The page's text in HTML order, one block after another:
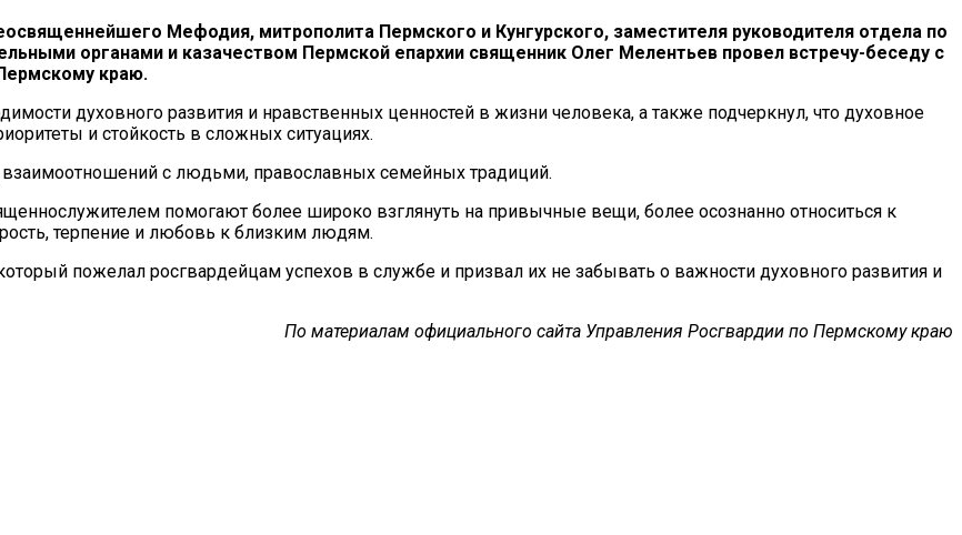
Мефодия, митрополита Пермского и Кунгурского, заместителя руководителя отдела по
органами и казачеством Пермской епархии священник Олег Мелентьев провел встречу-беседу с
краю.
духовного развития и нравственных ценностей в жизни человека, а также подчеркнул, что духовное
и стойкость в сложных ситуациях.
с людьми, православных семейных традиций.
помогают более широко взглянуть на привычные вещи, более осознанно относиться к
терпение и любовь к близким людям.
пожелал росгвардейцам успехов в службе и призвал их не забывать о важности духовного развития и
По материалам официального сайта Управления Росгвардии по Пермскому краю